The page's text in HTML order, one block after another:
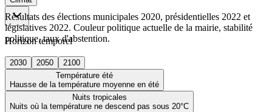
Horizon temporel
2030 2050
2100
Température été
Hausse de la température moyenne en été
Nuits tropicales
Nuits où la température ne descend pas sous 20°C
Résultats des élections municipales 2020, présidentielles 2022 et
législatives 2022. Couleur politique actuelle de la mairie, stabilité
politique, taux d'abstention.